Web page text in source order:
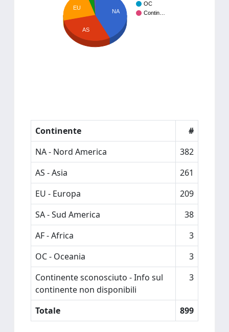
OC
Contin…
NA
EU
AS
Continente
#
NA - Nord America
382
AS - Asia
261
EU - Europa
209
SA - Sud America
38
AF - Africa
3
OC - Oceania
3
Continente sconosciuto - Info sul
continente non disponibili
3
Totale 899